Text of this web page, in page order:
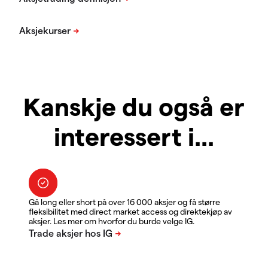
Kanskje du også er
interessert i...
Gå long eller short på over 16 000 aksjer og få større
fleksibilitet med direct market access og direktekjøp av
aksjer. Les mer om hvorfor du burde velge IG.